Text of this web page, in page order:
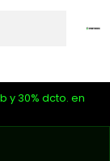
y 30% dcto. en